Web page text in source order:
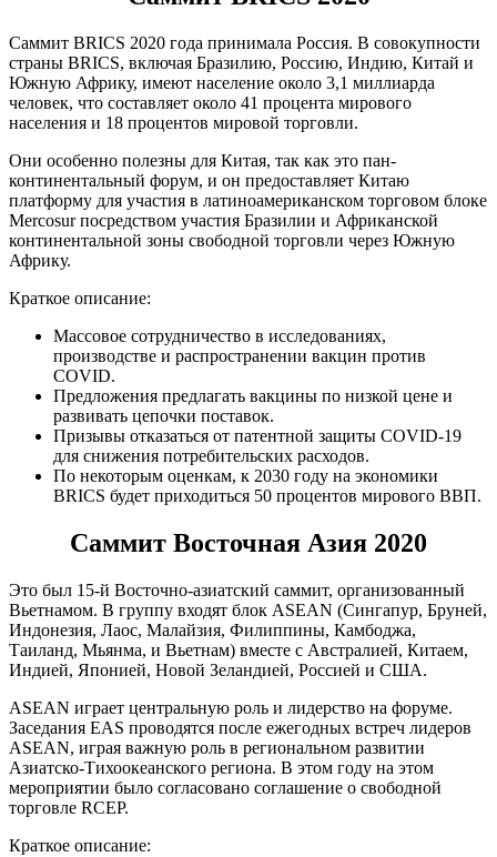
Саммит BRICS 2020 года принимала Россия. В совокупности
страны BRICS, включая Бразилию, Россию, Индию, Китай и
Южную Африку, имеют население около 3,1 миллиарда
человек, что составляет около 41 процента мирового
населения и 18 процентов мировой торговли.
Они особенно полезны для Китая, так как это пан-
континентальный форум, и он предоставляет Китаю
платформу для участия в латиноамериканском торговом блоке
Mercosur посредством участия Бразилии и Африканской
континентальной зоны свободной торговли через Южную
Африку.
Краткое описание:
Массовое сотрудничество в исследованиях,
производстве и распространении вакцин против
COVID.
Предложения предлагать вакцины по низкой цене и
развивать цепочки поставок.
Призывы отказаться от патентной защиты COVID-19
для снижения потребительских расходов.
По некоторым оценкам, к 2030 году на экономики
BRICS будет приходиться 50 процентов мирового ВВП.
Саммит Восточная Азия 2020
Это был 15-й Восточно-азиатский саммит, организованный
Вьетнамом. В группу входят блок ASEAN (Сингапур, Бруней,
Индонезия, Лаос, Малайзия, Филиппины, Камбоджа,
Таиланд, Мьянма, и Вьетнам) вместе с Австралией, Китаем,
Индией, Японией, Новой Зеландией, Россией и США.
ASEAN играет центральную роль и лидерство на форуме.
Заседания EAS проводятся после ежегодных встреч лидеров
ASEAN, играя важную роль в региональном развитии
Азиатско-Тихоокеанского региона. В этом году на этом
мероприятии было согласовано соглашение о свободной
торговле RCEP.
Краткое описание: